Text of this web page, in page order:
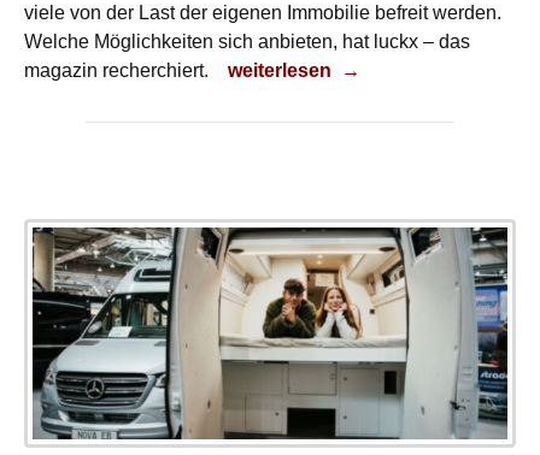
viele von der Last der eigenen Immobilie befreit werden.
Welche Möglichkeiten sich anbieten, hat luckx – das
magazin recherchiert.
Altersheim?
weiterlesen →